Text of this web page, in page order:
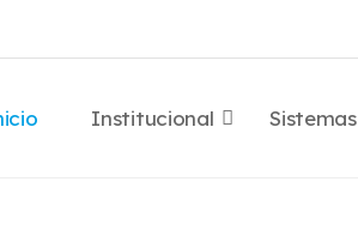
Institucional Sistemas